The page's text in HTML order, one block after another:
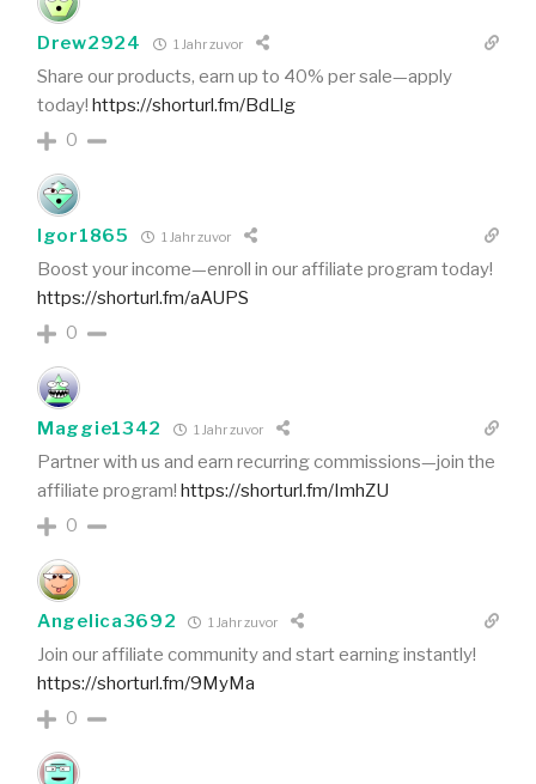
Drew2924 1 Jahr zuvor
Share our products, earn up to 40% per sale—apply
today! https://shorturl.fm/BdLlg
0
Igor1865 1 Jahr zuvor
Boost your income—enroll in our affiliate program today!
https://shorturl.fm/aAUPS
0
Maggie1342 1 Jahr zuvor
Partner with us and earn recurring commissions—join the
affiliate program! https://shorturl.fm/ImhZU
0
Angelica3692 1 Jahr zuvor
Join our affiliate community and start earning instantly!
https://shorturl.fm/9MyMa
0